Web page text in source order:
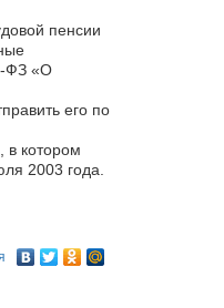
пенсии
ФЗ «О
его по
в котором
2003 года.